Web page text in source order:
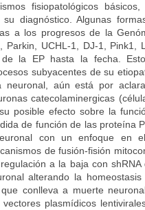
fisiopatológicos
diagnóstico. Algunas
a los progresos de la
Parkin, UCHL-1, DJ-1, Pink1,
la EP hasta la fecha.
subyacentes de su
aún está por
catecolaminergicas
posible efecto sobre la
de función de las proteína
con un enfoque en
de fusión-fisión
a la baja con
alterando la
conlleva a muerte
plasmídicos